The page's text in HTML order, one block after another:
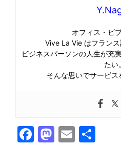
オフィス・ビ
Vive La Vie はフランス
ビジネスパーソンの人生が充
たい。
そんな思いでサービス
Facebook
Email